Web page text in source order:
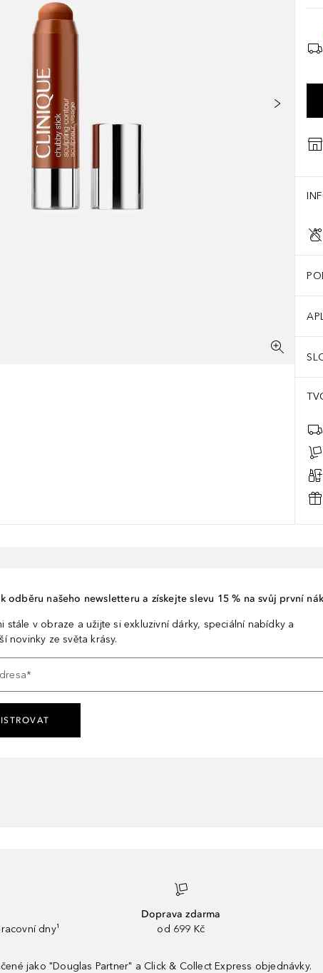
odběru našeho newsletteru a získejte slevu 15 % na svůj první
stále v obraze a užijte si exkluzivní dárky, speciální nabídky a
novinky ze světa krásy.
*
dny¹
Doprava zdarma
od 699 Kč
jako "Douglas Partner" a Click & Collect Express objednávky.